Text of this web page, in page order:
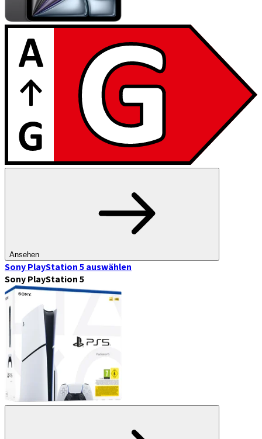
Ansehen
Sony PlayStation 5auswählen
Sony PlayStation 5